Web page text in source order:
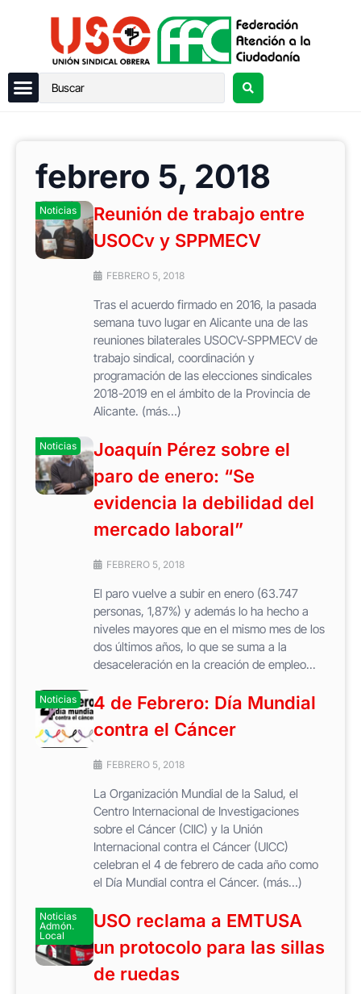
febrero 5, 2018
Noticias
Reunión de trabajo entre
USOCv y SPPMECV
FEBRERO 5, 2018
Tras el acuerdo firmado en 2016, la pasada
semana tuvo lugar en Alicante una de las
reuniones bilaterales USOCV-SPPMECV de
trabajo sindical, coordinación y
programación de las elecciones sindicales
2018-2019 en el ámbito de la Provincia de
Alicante. (más…)
Noticias
Joaquín Pérez sobre el
paro de enero: “Se
evidencia la debilidad del
mercado laboral”
FEBRERO 5, 2018
El paro vuelve a subir en enero (63.747
personas, 1,87%) y además lo ha hecho a
niveles mayores que en el mismo mes de los
dos últimos años, lo que se suma a la
desaceleración en la creación de empleo...
Noticias
4 de Febrero: Día Mundial
contra el Cáncer
FEBRERO 5, 2018
La Organización Mundial de la Salud, el
Centro Internacional de Investigaciones
sobre el Cáncer (CIIC) y la Unión
Internacional contra el Cáncer (UICC)
celebran el 4 de febrero de cada año como
el Día Mundial contra el Cáncer. (más…)
Noticias
Admón.
Local
USO reclama a EMTUSA
un protocolo para las sillas
de ruedas